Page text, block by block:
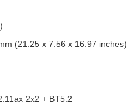
(21.25 x 7.56 x 16.97 inches)
2x2 + BT5.2